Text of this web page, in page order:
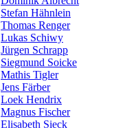
Stefan Hähnlein
Thomas Renger
Lukas Schiwy
Jürgen Schrapp
Siegmund Soicke
Mathis Tigler
Jens Färber
Loek Hendrix
Magnus Fischer
Elisabeth Sieck